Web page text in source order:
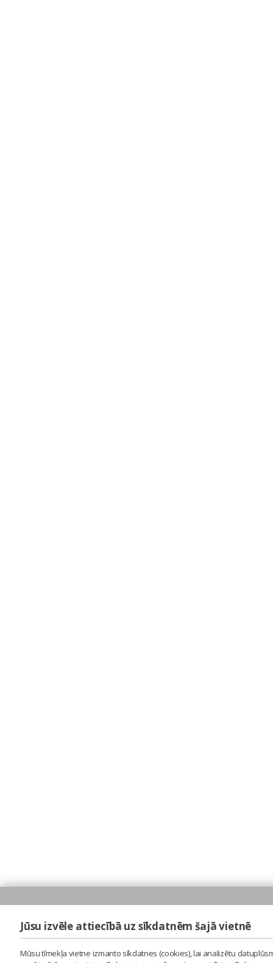
Jūsu izvēle attiecībā uz sīkdatnēm šajā vietnē
Mūsu tīmekļa vietne izmanto sīkdatnes (cookies), lai analizētu